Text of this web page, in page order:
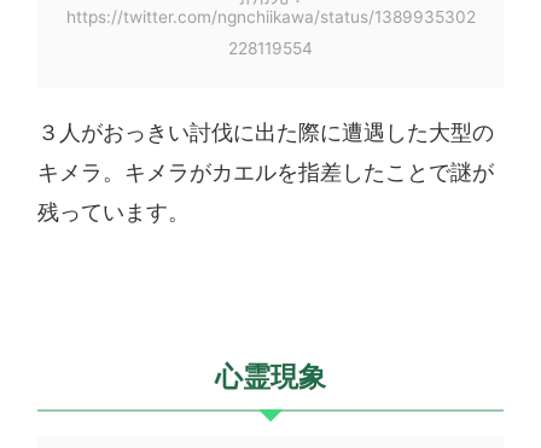
https://twitter.com/ngnchiikawa/status/1389935302
228119554
３人がおっきい討伐に出た際に遭遇した大型の
キメラ。キメラがカエルを指差したことで謎が
残っています。
心霊現象